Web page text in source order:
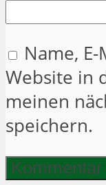
Name,
Website in
meinen
speichern.